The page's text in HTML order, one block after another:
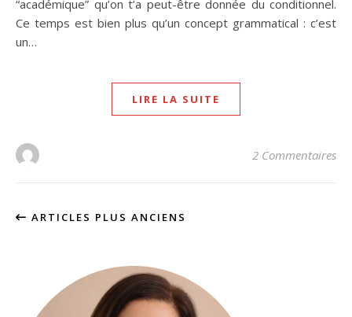
“académique” qu’on t’a peut-être donnée du conditionnel.
Ce temps est bien plus qu’un concept grammatical : c’est
un…
LIRE LA SUITE
2 Commentaires
ARTICLES PLUS ANCIENS